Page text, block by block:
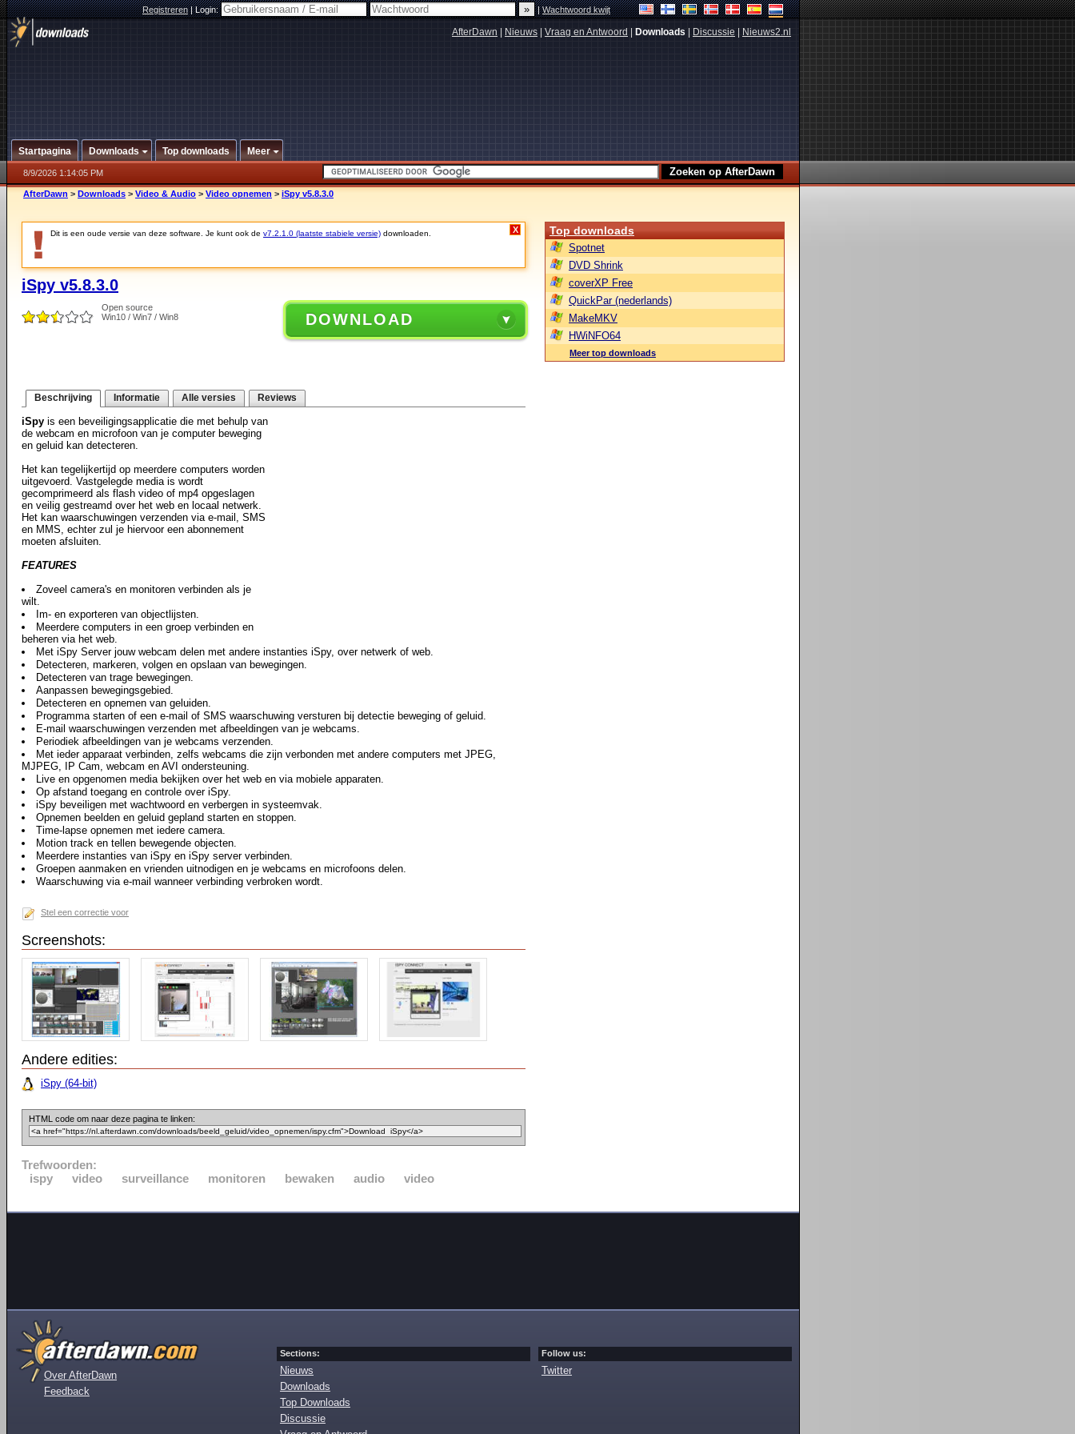
Registreren|Login: |Wachtwoord kwijt
AfterDawn Nieuws Vraag en Antwoord Downloads Discussie Nieuws2.nl
Startpagina Downloads Top downloads Meer
8/9/2026 1:14:05 PM
AfterDawn > Downloads > Video & Audio > Video opnemen > iSpy v5.8.3.0
Dit is een oude versie van deze software. Je kunt ook de v7.2.1.0 (laatste stabiele versie) downloaden. X
iSpy v5.8.3.0
Open source
Win10 / Win7 / Win8
DOWNLOAD
Beschrijving Informatie Alle versies Reviews
iSpy is een beveiligingsapplicatie die met behulp van
de webcam en microfoon van je computer beweging
en geluid kan detecteren.
Het kan tegelijkertijd op meerdere computers worden
uitgevoerd. Vastgelegde media is wordt
gecomprimeerd als flash video of mp4 opgeslagen
en veilig gestreamd over het web en locaal netwerk.
Het kan waarschuwingen verzenden via e-mail, SMS
en MMS, echter zul je hiervoor een abonnement
moeten afsluiten.
FEATURES
Zoveel camera's en monitoren verbinden als je
wilt.
Im- en exporteren van objectlijsten.
Meerdere computers in een groep verbinden en
beheren via het web.
Met iSpy Server jouw webcam delen met andere instanties iSpy, over netwerk of web.
Detecteren, markeren, volgen en opslaan van bewegingen.
Detecteren van trage bewegingen.
Aanpassen bewegingsgebied.
Detecteren en opnemen van geluiden.
Programma starten of een e-mail of SMS waarschuwing versturen bij detectie beweging of geluid.
E-mail waarschuwingen verzenden met afbeeldingen van je webcams.
Periodiek afbeeldingen van je webcams verzenden.
Met ieder apparaat verbinden, zelfs webcams die zijn verbonden met andere computers met JPEG,
MJPEG, IP Cam, webcam en AVI ondersteuning.
Live en opgenomen media bekijken over het web en via mobiele apparaten.
Op afstand toegang en controle over iSpy.
iSpy beveiligen met wachtwoord en verbergen in systeemvak.
Opnemen beelden en geluid gepland starten en stoppen.
Time-lapse opnemen met iedere camera.
Motion track en tellen bewegende objecten.
Meerdere instanties van iSpy en iSpy server verbinden.
Groepen aanmaken en vrienden uitnodigen en je webcams en microfoons delen.
Waarschuwing via e-mail wanneer verbinding verbroken wordt.
Stel een correctie voor
Screenshots:
Andere edities:
iSpy (64-bit)
HTML code om naar deze pagina te linken:
Trefwoorden:
ispy
video surveillance monitoren bewaken audio video
Top downloads
Spotnet
DVD Shrink
coverXP Free
QuickPar (nederlands)
MakeMKV
HWiNFO64
Meer top downloads
Over AfterDawn
Feedback
Sections:
Nieuws
Downloads
Top Downloads
Discussie
Follow us:
Twitter